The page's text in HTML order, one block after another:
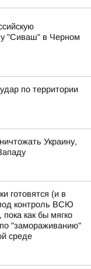
"Сиваш" в Черном
по территории
Украину,
готовятся (и в
контроль ВСЮ
как бы мягко
"замораживанию"
среде